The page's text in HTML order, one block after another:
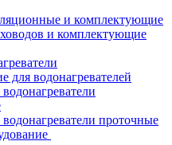
и комплектующие
и комплектующие
для водонагревателей
проточные